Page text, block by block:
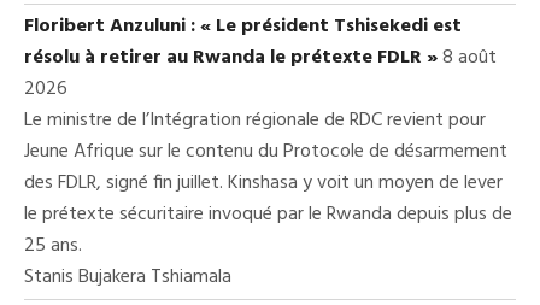
Floribert Anzuluni : « Le président Tshisekedi est
résolu à retirer au Rwanda le prétexte FDLR »8 août
2026
Le ministre de l’Intégration régionale de RDC revient pour
Jeune Afrique sur le contenu du Protocole de désarmement
des FDLR, signé fin juillet. Kinshasa y voit un moyen de lever
le prétexte sécuritaire invoqué par le Rwanda depuis plus de
25 ans.
Stanis Bujakera Tshiamala